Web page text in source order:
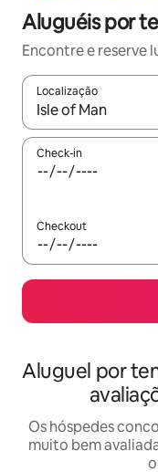
Aluguéis por
Encontre e reserve
Localização
Quando os
Check-in
Checkout
Aluguel por
Os hóspedes
muito bem